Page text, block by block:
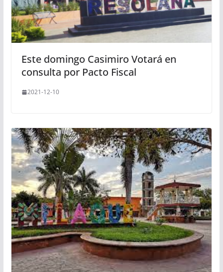
Este domingo Casimiro Votará en
consulta por Pacto Fiscal
2021-12-10